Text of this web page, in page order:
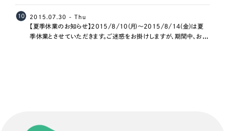
10 2015.07.30 - Thu
【夏季休業のお知らせ】2015/8/10(月)～2015/8/14(金)は夏
季休業とさせていただきます。ご迷惑をお掛けしますが、期間中、お急